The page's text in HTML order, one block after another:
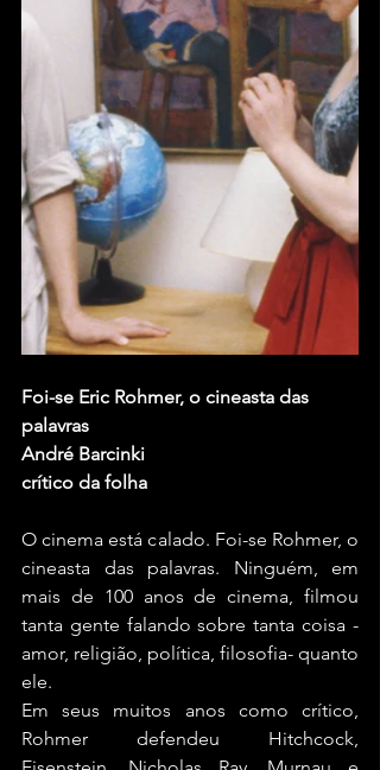
Foi-se Eric Rohmer, o cineasta das
palavras
André Barcinki
crítico da folha
O cinema está calado. Foi-se Rohmer, o
cineasta das palavras. Ninguém, em
mais de 100 anos de cinema, filmou
tanta gente falando sobre tanta coisa -
amor, religião, política, filosofia- quanto
ele.
Em seus muitos anos como crítico,
Rohmer defendeu Hitchcock,